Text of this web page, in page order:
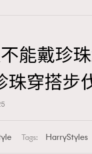
能戴珍
珠穿搭步
Tags: HarryStyles